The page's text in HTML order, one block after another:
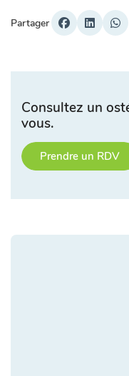
Partager
Consultez un
vous.
Prendre un RDV